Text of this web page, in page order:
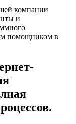
компании
и
помощником в